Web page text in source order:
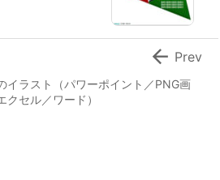
イラスト（パワーポイント／PNG画
クセル／ワード）
 Prev